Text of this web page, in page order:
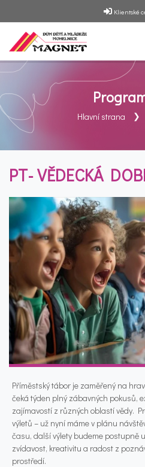
Klientské
Hlavní strana
PT- VĚDECKÁ
Příměstský tábor je zaměřený na
čeká týden plný zábavných pokusů,
zajímavostí z různých oblastí vědy.
výletů – už nyní máme v plánu
času, další výlety budeme postupně
zvídavost, kreativitu a radost z
prostředí.